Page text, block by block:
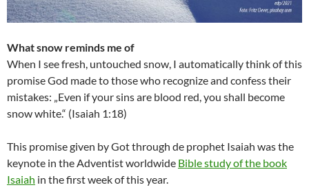
What snow reminds me of
When I see fresh, untouched snow, I automatically think of this
promise God made to those who recognize and confess their
mistakes: „Even if your sins are blood red, you shall become
snow white.“ (Isaiah 1:18)
This promise given by Got through de prophet Isaiah was the
keynote in the Adventist worldwide Bible study of the book
Isaiah in the first week of this year.